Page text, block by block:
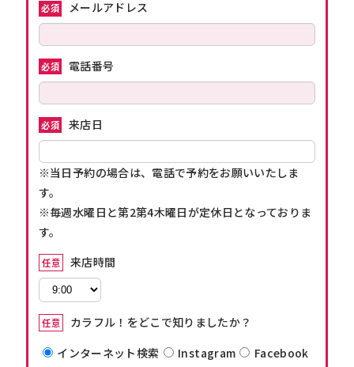
必須 メールアドレス
必須 電話番号
必須 来店日
※当日予約の場合は、電話で予約をお願いいたしま
す。
※毎週水曜日と第2第4木曜日が定休日となっておりま
す。
任意 来店時間
任意
カラフル！をどこで知りましたか？
インターネット検索
Instagram Facebook